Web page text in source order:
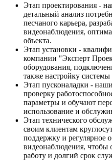
Этап проектирования -
детальный анализ
песчаного карьера,
видеонаблюдения,
объекта.
Этап установки -
компании "Эксперт
оборудования,
также настройку
Этап пусконаладки -
проверку
параметры и обучают
использование и
Этап технического
своим клиентам
поддержку и регулярное
видеонаблюдения, чтобы
работу и долгий срок